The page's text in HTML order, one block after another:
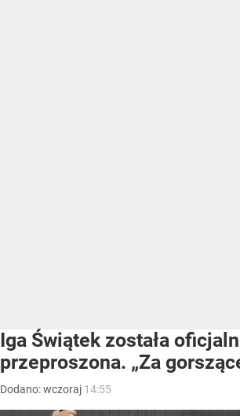
Iga Świątek została
przeproszona. „Za
Dodano:wczoraj 14:55